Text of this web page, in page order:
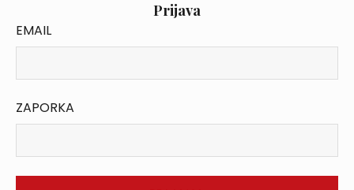
Prijava
EMAIL
ZAPORKA